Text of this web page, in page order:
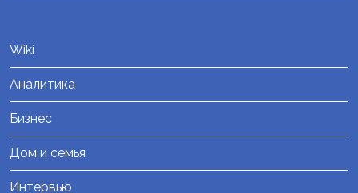
Wiki
Аналитика
Бизнес
Дом и семья
Интервью